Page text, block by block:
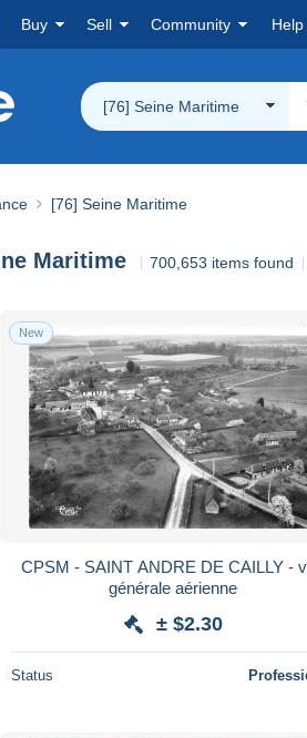
Buy Sell Community
[76] Seine Maritime
[76] Seine Maritime
Maritime 700,653 items found
New
CPSM - SAINT ANDRE DE CAILLY -
générale aérienne
± $2.30
Status